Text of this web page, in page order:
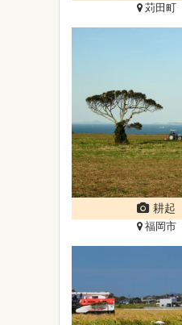
苅田町
耕起
福岡市